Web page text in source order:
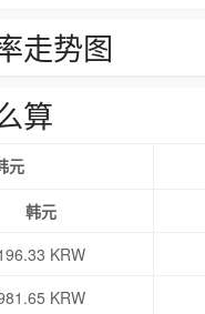
走势图
算
元
韩元
KRW
KRW